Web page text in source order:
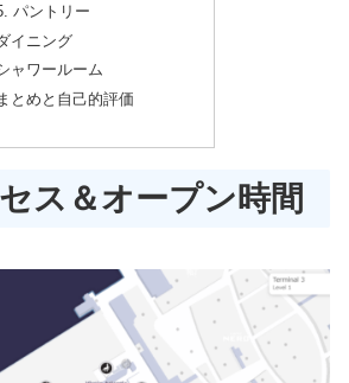
パントリー
イニング
ャワールーム
とめと自己的評価
ス＆オープン時間